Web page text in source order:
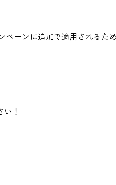
ーンに追加で適用されるため
！